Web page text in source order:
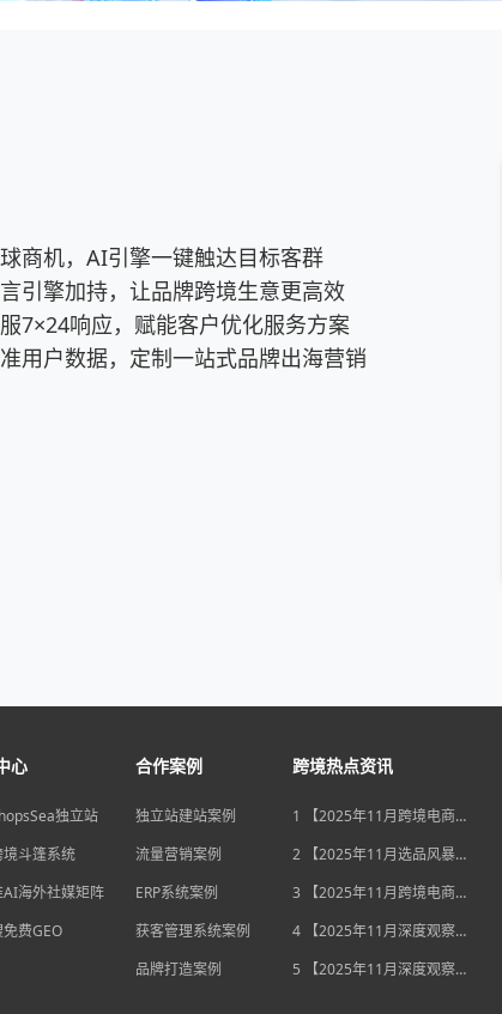
商机，AI引擎一键触达目标客群
引擎加持，让品牌跨境生意更高效
7×24响应，赋能客户优化服务方案
用户数据，定制一站式品牌出海营销
心
独立站
境斗篷系统
海外社媒矩阵
费GEO
合作案例
独立站建站案例
流量营销案例
ERP系统案例
获客管理系统案例
品牌打造案例
跨境热点资讯
1 【2025年11月跨境电商大
独立站流量自主权如何突
2 【2025年11月选品风暴】
后，跨境电商如何抢占数字
3 【2025年11月跨境电商新
宽，独立站卖家如何借势突
4 【2025年11月深度观察】
后，跨境电商如何用“自主流
5 【2025年11月深度观察】